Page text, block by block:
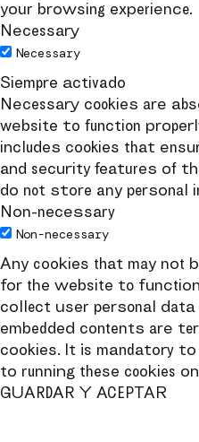
your browsing experience.
Necessary
Necessary
Siempre activado
Necessary cookies are
website to function
includes cookies that
and security features of
do not store any personal
Non-necessary
Non-necessary
Any cookies that may not
for the website to
collect user personal
embedded contents are
cookies. It is mandatory
to running these cookies
GUARDAR Y ACEPTAR